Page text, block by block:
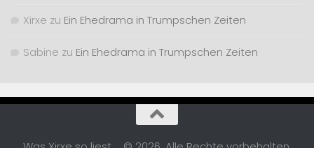
Xirxe zu Ein Ehedrama in Trumpschen Zeiten
Sabine zu Ein Ehedrama in Trumpschen Zeiten